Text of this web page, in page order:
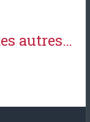
autres…